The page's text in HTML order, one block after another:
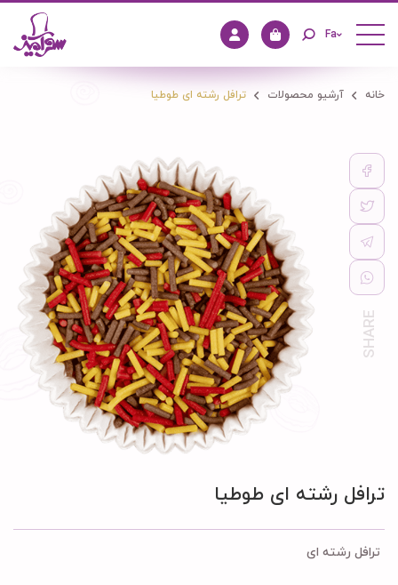
Fa
خانه آرشیو محصولات ترافل رشته ای طوطیا
ترافل رشته ای طوطیا
ترافل رشته ای